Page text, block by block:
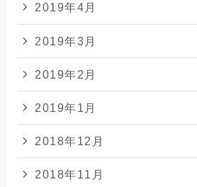
2019年4月
2019年3月
2019年2月
2019年1月
2018年12月
2018年11月